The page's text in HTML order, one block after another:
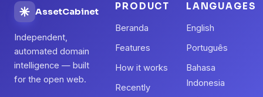
AssetCabinet
Independent,
automated domain
intelligence — built
for the open web.
PRODUCT
Beranda
Features
How it works
Recently
LANGUAGES
English
Português
Bahasa
Indonesia